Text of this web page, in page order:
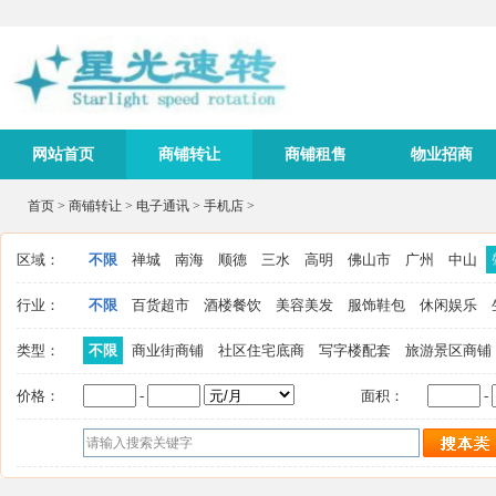
网站首页 商铺转让 商铺租售 物业招商
首页 > 商铺转让 > 电子通讯 > 手机店 >
区域： 不限 禅城 南海 顺德 三水 高明 佛山市 广州 中山
行业： 不限 百货超市 酒楼餐饮 美容美发 服饰鞋包 休闲娱乐
类型： 不限 商业街商铺 社区住宅底商 写字楼配套 旅游景区商铺
价格： - 面积： -